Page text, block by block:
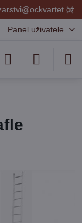
✕
Panel uživatele